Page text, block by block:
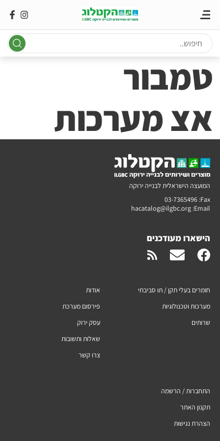
Skip
content
טמבור
אצ מערכות
המועצה הישראלית לבנייה ירוקה
Fax:
03-7365496
Email:
hacatalog@ilgbc.org
חומרים בעלי תקן / תו סביבתי
מערכות וטכנולוגיות
שרותים
אודות
פירסום מערכת
עסק ירוק
שאלות ותשובות
צרו קשר
התחברות / הרשמה
תקנון האתר
הצהרת נגישות
הישארו מעודכנים